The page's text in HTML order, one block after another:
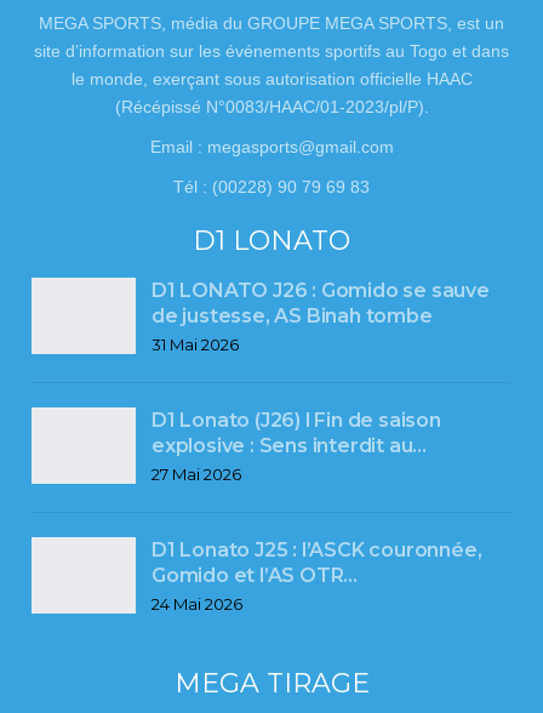
MEGA SPORTS, média du GROUPE MEGA SPORTS, est un
site d’information sur les événements sportifs au Togo et dans
le monde, exerçant sous autorisation officielle HAAC
(Récépissé N°0083/HAAC/01-2023/pl/P).
Email : megasports@gmail.com
Tél : (00228) 90 79 69 83
D1 LONATO
D1 LONATO J26 : Gomido se sauve
de justesse, AS Binah tombe
31 Mai 2026
D1 Lonato (J26) l Fin de saison
explosive : Sens interdit au…
27 Mai 2026
D1 Lonato J25 : l’ASCK couronnée,
Gomido et l’AS OTR…
24 Mai 2026
MEGA TIRAGE